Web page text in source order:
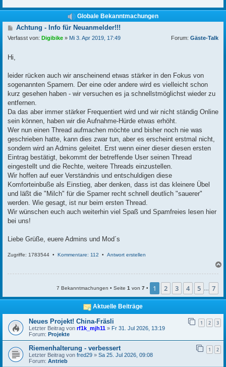
Globale Bekanntmachungen
B
e
i
a
Achtung - Info für Neuanmelder!!!
Verfasst von: Digibike » Mi 3. Apr 2019, 17:49 Forum: Gäste-Talk
Hi,
leider rücken auch wir anscheinend etwas stärker in den Fokus von
sogenannten Spamern. Der eine oder andere wird es vielleicht schon
kurz gesehen haben - wir versuchen es ja schnellstmöglichst wieder zu
entfernen.
Da das aber immer stärker Frequentiert wird und wir nicht ständig Online
sein können, haben wir die Aufnahme-Hürde etwas erhöht.
Wer nun einen Thread aufmachen möchte und bisher noch nie was
geschrieben hatte, kann dies zwar tun, aber es erscheint erstmal nicht,
sondern wird an Admins geleitet. Erst wenn einer dieser diesen ersten
Eintrag bestätigt, bekommt der betreffende User seinen Thread
eingestellt und die Rechte, weitere Threads einzustellen.
Wir hoffen auf euer Verständnis und entschuldigen diese
Komforteinbuße als Einstieg, aber denken, dass ist das kleinere Übel
und läßt die "Milch" für die Spamer recht schnell deutlich "sauerer"
werden. Wie gesagt, ist nur beim ersten Thread.
Wir wünschen euch auch weiterhin viel Spaß und Spamfreies lesen hier
bei uns!
Liebe Grüße, euere Admins und Mod´s
Zugriffe: 1783544 • Kommentare: 112 • Antwort erstellen
b
n
7 Bekanntmachungen • Seite 1 von 7 • 1 2 3 4 5 7
Aktuelle Beiträge
Neues Projekt! China-Fräsli 1 2 3
Letzter Beitrag von rf1k_mjh11 » Fr 31. Jul 2026, 13:19
Forum: Projekte
Riemenhalterung - verbessert 1 2
Letzter Beitrag von fred29 » Sa 25. Jul 2026, 09:08
Forum: Antrieb